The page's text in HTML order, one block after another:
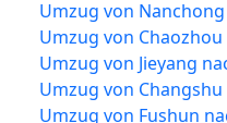
Umzug von
Umzug von
Umzug von Jieyang
Umzug von
Umzug von Fushun